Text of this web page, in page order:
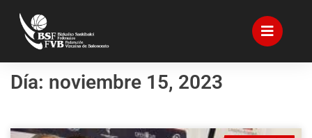
Día: noviembre 15, 2023